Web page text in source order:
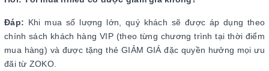
Đáp: Khi mua số lượng lớn, quý khách sẽ được áp dụng theo
chính sách khách hàng VIP (theo từng chương trình tại thời điểm
mua hàng) và được tặng thẻ GIẢM GIÁ đặc quyền hưởng mọi ưu
đãi từ ZOKO.